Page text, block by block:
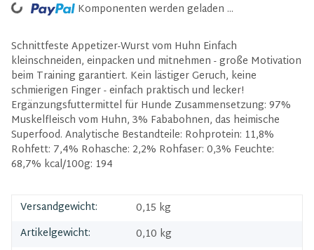
Loading... Komponenten werden geladen ...
Schnittfeste Appetizer-Wurst vom Huhn Einfach
kleinschneiden, einpacken und mitnehmen - große Motivation
beim Training garantiert. Kein lästiger Geruch, keine
schmierigen Finger - einfach praktisch und lecker!
Ergänzungsfuttermittel für Hunde Zusammensetzung: 97%
Muskelfleisch vom Huhn, 3% Fababohnen, das heimische
Superfood. Analytische Bestandteile: Rohprotein: 11,8%
Rohfett: 7,4% Rohasche: 2,2% Rohfaser: 0,3% Feuchte:
68,7% kcal/100g: 194
Versandgewicht:
0,15 kg
Artikelgewicht:
0,10 kg